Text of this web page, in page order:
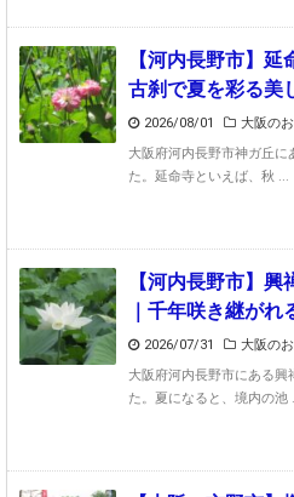
【河内長野市】
古刹で夏を彩る美
2026/08/01
大阪の
大阪府河内長野市神ガ丘に
た。延命寺といえば、秋 ...
【河内長野市】興
｜千年咲き継がれ
2026/07/31
大阪の
大阪府河内長野市にある興
た。夏になると、境内の池